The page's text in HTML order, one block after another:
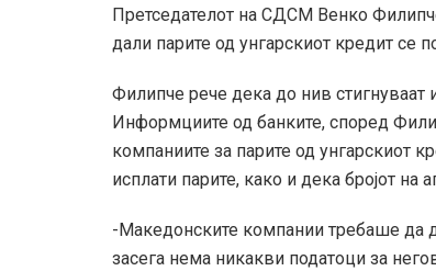
Претседателот на СДСМ Венко
дали парите од унгарскиот кредит се
Филипче рече дека до нив
Информциите од банките, според
компаниите за парите од унгарскиот
исплати парите, како и дека бројот на
-Македонските компании требаше да
засега нема никакви податоци за